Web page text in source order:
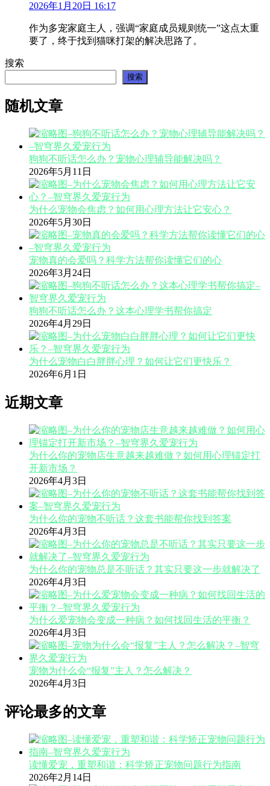
2026年1月20日 16:17
作为多宠家庭主人，强调“家庭成员规则统一”这点太重
要了，终于找到猫咪打架的解决思路了。
搜索
搜索
随机文章
狗狗不听话怎么办？宠物心理辅导能解决吗？
2026年5月11日
为什么宠物会焦虑？如何用心理方法让它安心？
2026年5月30日
宠物真的会爱吗？科学方法帮你读懂它们的心
2026年3月24日
狗狗不听话怎么办？这本心理学书帮你搞定
2026年4月29日
为什么宠物白白胖胖心理？如何让它们更快乐？
2026年6月1日
近期文章
为什么你的宠物店生意越来越难做？如何用心理锚定打
开新市场？
2026年4月3日
为什么你的宠物不听话？这套书能帮你找到答案
2026年4月3日
为什么你的宠物总是不听话？其实只要这一步就解决了
2026年4月3日
为什么爱宠物会变成一种病？如何找回生活的平衡？
2026年4月3日
宠物为什么会“报复”主人？怎么解决？
2026年4月3日
评论最多的文章
读懂爱宠，重塑和谐：科学矫正宠物问题行为指南
2026年2月14日